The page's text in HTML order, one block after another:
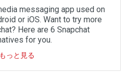
messaging app used on
or iOS. Want to try more
Here are 6 Snapchat
for you.
もっと見る